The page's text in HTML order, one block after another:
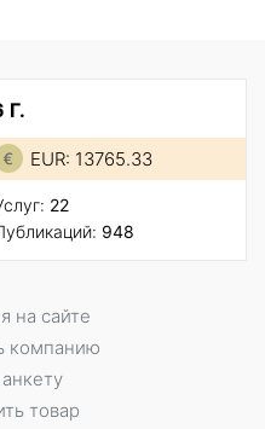
Г.
EUR: 13765.33
22
948
на сайте
компанию
товар